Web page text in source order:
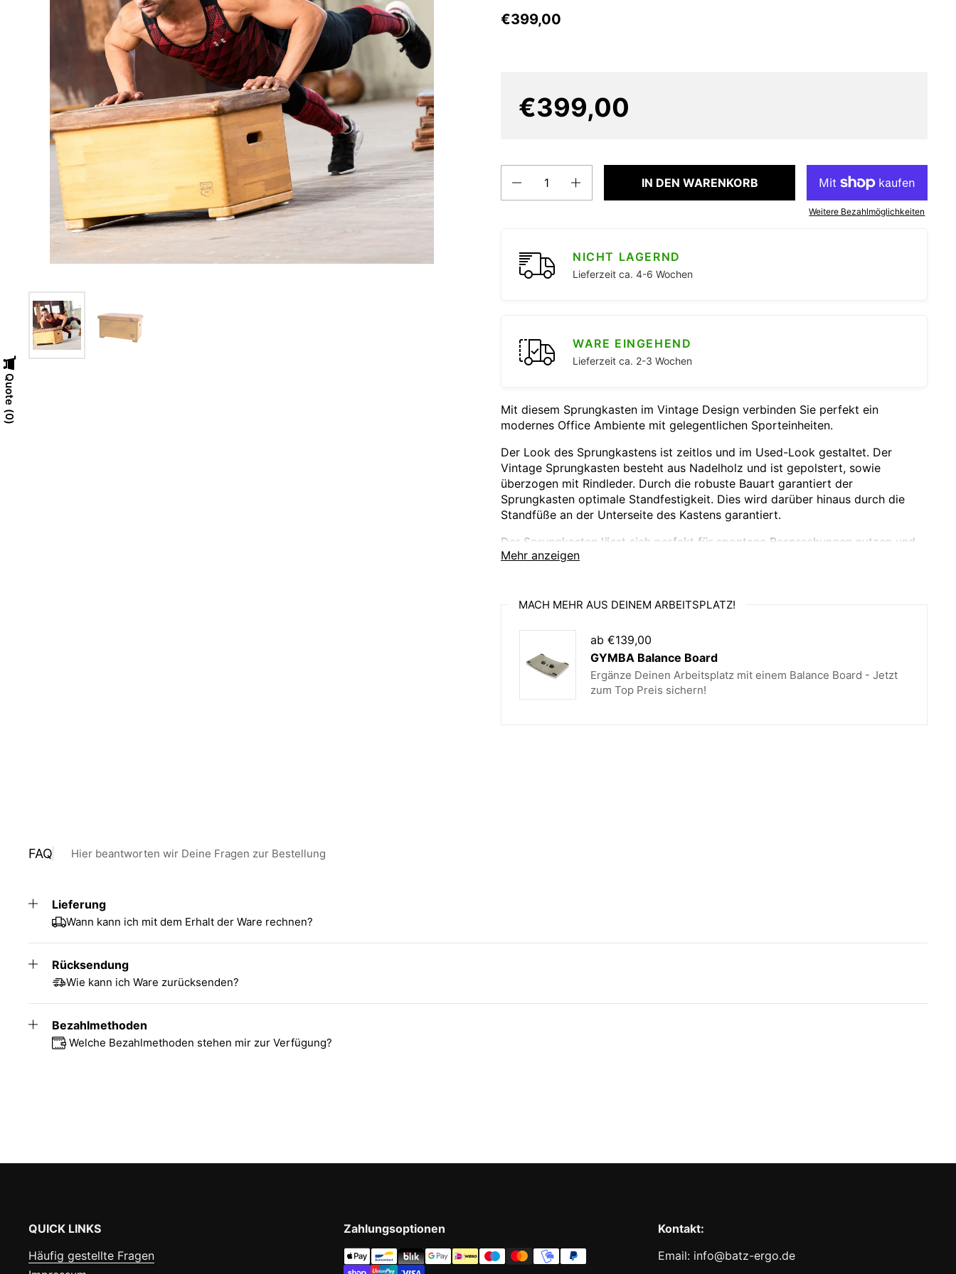
€399,00
€399,00
IN DEN WARENKORB
Weitere Bezahlmöglichkeiten
NICHT LAGERND
Lieferzeit ca. 4-6 Wochen
WARE EINGEHEND
Lieferzeit ca. 2-3 Wochen
Mehr anzeigen
Mit diesem Sprungkasten im Vintage Design verbinden Sie perfekt ein
modernes Office Ambiente mit gelegentlichen Sporteinheiten.
Der Look des Sprungkastens ist zeitlos und im Used-Look gestaltet. Der
Vintage Sprungkasten besteht aus Nadelholz und ist gepolstert, sowie
überzogen mit Rindleder. Durch die robuste Bauart garantiert der
Sprungkasten optimale Standfestigkeit. Dies wird darüber hinaus durch die
Standfüße an der Unterseite des Kastens garantiert.
Der Sprungkasten lässt sich perfekt für spontane Besprechungen nutzen und
dient dabei als Sitzgelegenheit. Aber auch für das Training in Leichtathletik,
Durch die Schaffung von Bewegungsverführern können Sie sich und Ihre
Arbeitsplatz gestalten.
Technische Daten
Gewicht: 17,1 KG
MACH MEHR AUS DEINEM ARBEITSPLATZ!
ab €139,00
GYMBA Balance Board
Ergänze Deinen Arbeitsplatz mit einem Balance Board - Jetzt
zum Top Preis sichern!
FAQ Hier beantworten wir Deine Fragen zur Bestellung
Lieferung
Wann kann ich mit dem Erhalt der Ware rechnen?
Rücksendung
Wie kann ich Ware zurücksenden?
Bezahlmethoden
Welche Bezahlmethoden stehen mir zur Verfügung?
QUICK LINKS
Häufig gestellte Fragen
Zahlungsoptionen
Kontakt:
Email: info@batz-ergo.de
Quote
0